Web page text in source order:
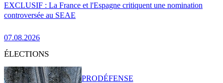
EXCLUSIF : La France et l'Espagne critiquent une nomination
controversée au SEAE
07.08.2026
ÉLECTIONS
PRODÉFENSE